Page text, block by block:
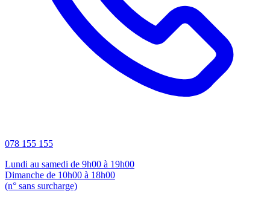
078 155 155
Lundi au samedi de 9h00 à 19h00
Dimanche de 10h00 à 18h00
(n° sans surcharge)